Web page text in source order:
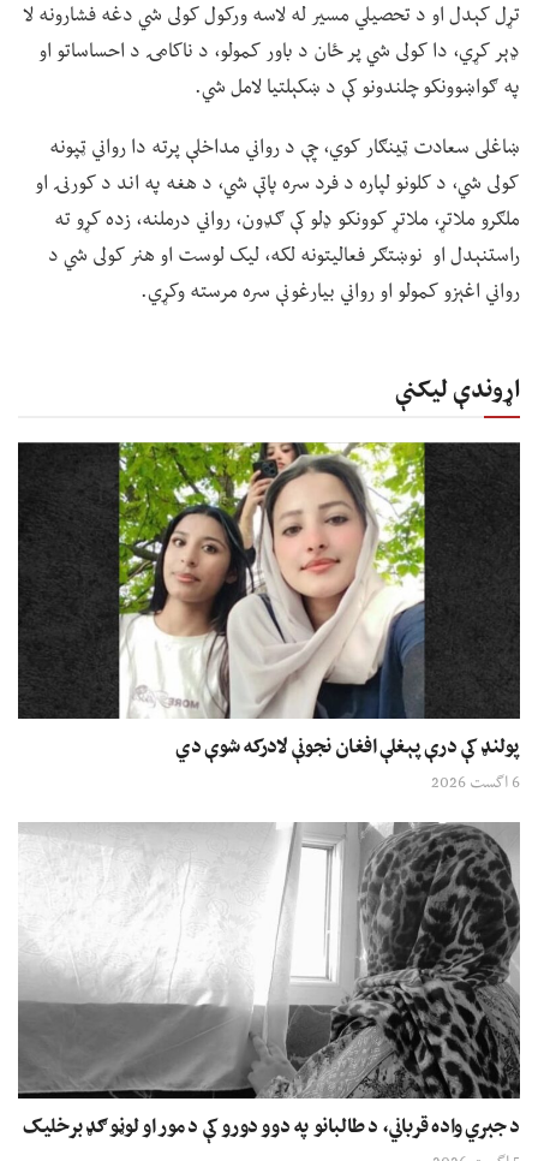
تړل کېدل او د تحصیلي مسیر له لاسه ورکول کولی شي دغه فشارونه لا
ډېر کړي، دا کولی شي پر ځان د باور کمولو، د ناکامۍ د احساساتو او
په ګواښوونکو چلندونو کې د ښکېلتیا لامل شي.
ښاغلی سعادت ټینګار کوي، چې د رواني مداخلې پرته دا رواني ټپونه
کولی شي، د کلونو لپاره د فرد سره پاتې شي، د هغه په اند د کورنۍ او
ملګرو ملاتړ، ملاتړ کوونکو ډلو کې ګډون، رواني درملنه، زده کړو ته
راستنېدل او نوښتګر فعالیتونه لکه، لیک لوست او هنر کولی شي د
رواني اغېزو کمولو او رواني بیارغونې سره مرسته وکړي.
اړوندې لیکنې
پولنډ کې درې پېغلې افغان نجونې لادرکه شوې دي
6 اگست 2026
د جبري واده قرباني، د طالبانو په دوو دورو کې د مور او لوڼو ګډ برخلیک